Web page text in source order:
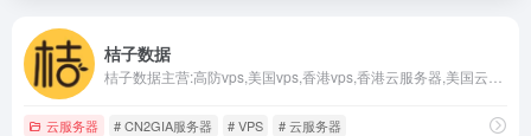
桔子数据
云服务器 # CN2GIA服务器 # VPS # 云服务器